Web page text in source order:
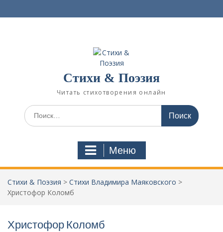
е
о
Стихи & Поэзия
Читать стихотворения онлайн
И
с
Меню
Стихи & Поэзия > Стихи Владимира Маяковского >
Христофор Коломб
Христофор Коломб